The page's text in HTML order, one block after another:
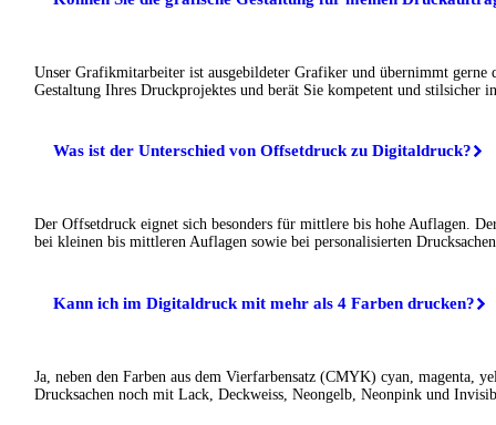
Unser Grafikmitarbeiter ist ausgebildeter Grafiker und übernimmt gerne
Gestaltung Ihres Druckprojektes und berät Sie kompetent und stilsicher
Was ist der Unterschied von Offsetdruck zu Digitaldruck?
Der Offsetdruck eignet sich besonders für mittlere bis hohe Auflagen.
bei kleinen bis mittleren Auflagen sowie bei personalisierten
Kann ich im Digitaldruck mit mehr als 4 Farben drucken?
Ja, neben den Farben aus dem Vierfarbensatz (CMYK) cyan, magenta,
Drucksachen noch mit Lack, Deckweiss, Neongelb, Neonpink und